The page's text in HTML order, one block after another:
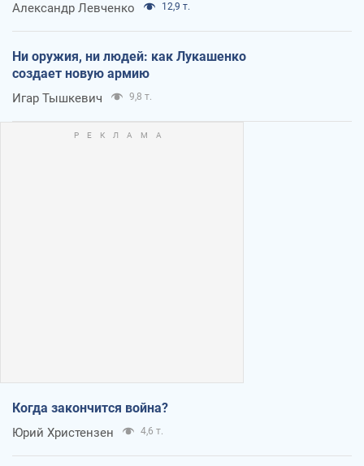
Александр Левченко 12,9 т.
Ни оружия, ни людей: как Лукашенко
создает новую армию
Игар Тышкевич 9,8 т.
Когда закончится война?
Юрий Христензен 4,6 т.